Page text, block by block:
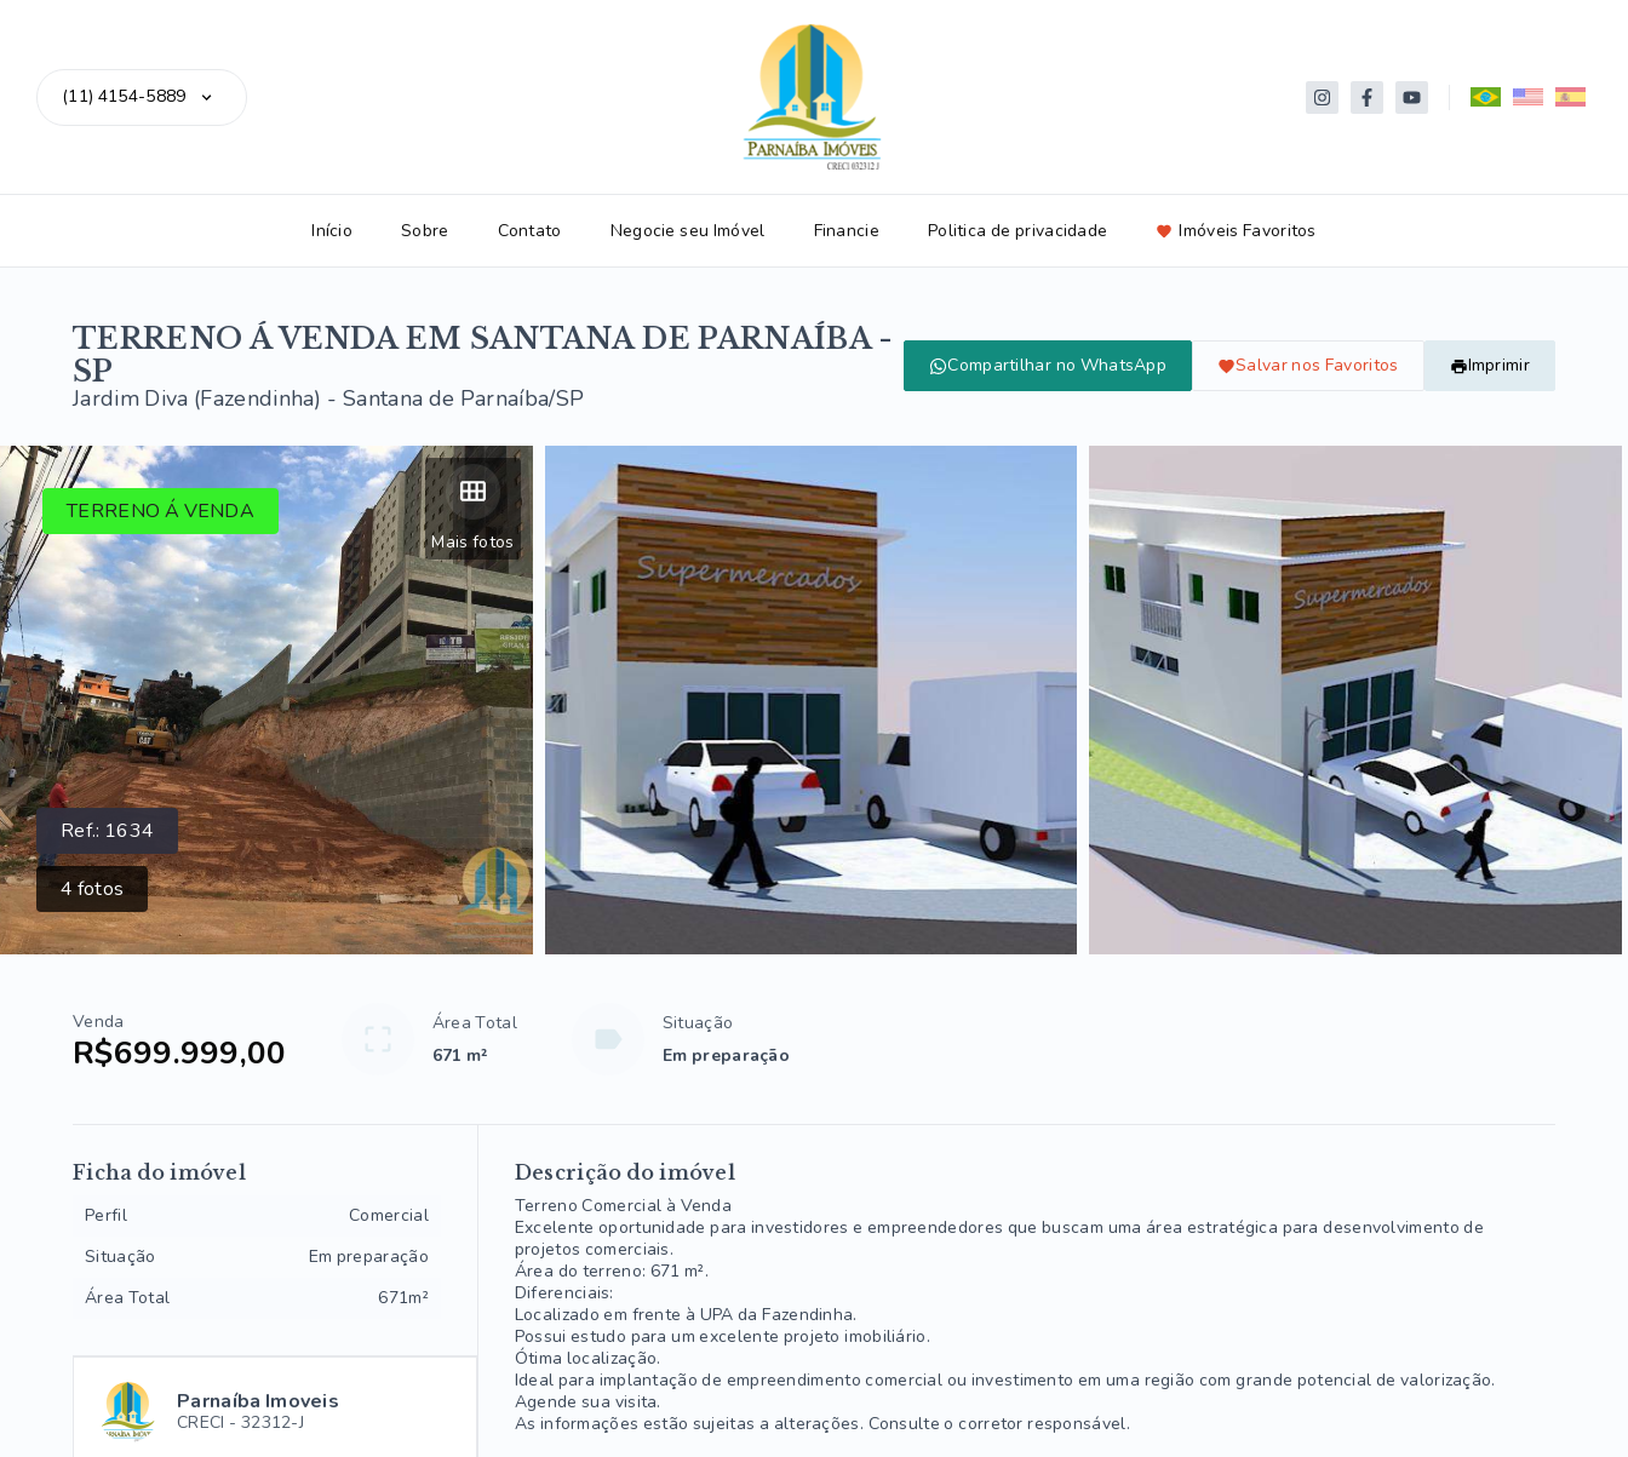
(11) 4154-5889
Início Sobre Contato Negocie seu Imóvel Financie Politica de privacidade Imóveis Favoritos
TERRENO Á VENDA EM SANTANA DE PARNAÍBA -
SP
Jardim Diva (Fazendinha) - Santana de Parnaíba/SP
Compartilhar no WhatsApp Salvar nos Favoritos Imprimir
Ref.: 1634
4 fotos
Mais fotos
TERRENO Á VENDA
Venda
R$699.999,00
Área Total
671 m²
Situação
Em preparação
Descrição do imóvel
Terreno Comercial à Venda
Excelente oportunidade para investidores e empreendedores que buscam uma área estratégica para desenvolvimento de
projetos comerciais.
Área do terreno: 671 m².
Diferenciais:
Localizado em frente à UPA da Fazendinha.
Possui estudo para um excelente projeto imobiliário.
Ótima localização.
Ideal para implantação de empreendimento comercial ou investimento em uma região com grande potencial de valorização.
Agende sua visita.
As informações estão sujeitas a alterações. Consulte o corretor responsável.
Ficha do imóvel
Perfil
Comercial
Situação
Em preparação
Área Total
671m²
Parnaíba Imoveis
CRECI - 32312-J